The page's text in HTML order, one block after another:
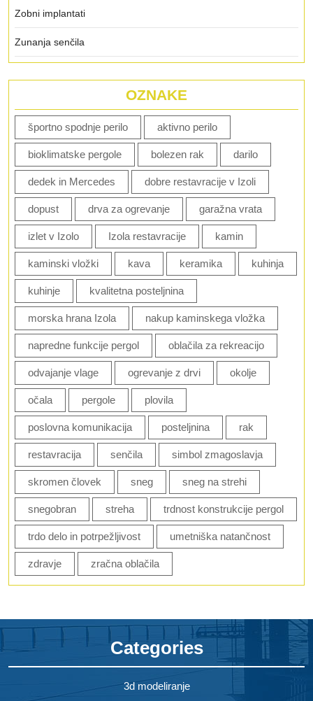
Zobni implantati
Zunanja senčila
OZNAKE
športno spodnje perilo aktivno perilo
bioklimatske pergole bolezen rak darilo
dedek in Mercedes dobre restavracije v Izoli
dopust drva za ogrevanje garažna vrata
izlet v Izolo Izola restavracije kamin
kaminski vložki kava keramika kuhinja
kuhinje kvalitetna posteljnina
morska hrana Izola nakup kaminskega vložka
napredne funkcije pergol oblačila za rekreacijo
odvajanje vlage ogrevanje z drvi okolje
očala pergole plovila
poslovna komunikacija posteljnina rak
restavracija senčila simbol zmagoslavja
skromen človek sneg sneg na strehi
snegobran streha trdnost konstrukcije pergol
trdo delo in potrpežljivost umetniška natančnost
zdravje zračna oblačila
Categories
3d modeliranje